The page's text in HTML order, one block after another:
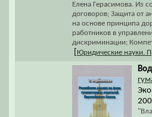
Елена Герасимова. Из
договоров; Защита от
на основе принципа
работников в
дискриминации;
Юридические науки.